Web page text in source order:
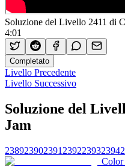
Soluzione del Livello 2411 di
4:01
Completato
Livello Precedente
Livello Successivo
Soluzione del
Jam
238923902391 239223932394
Color